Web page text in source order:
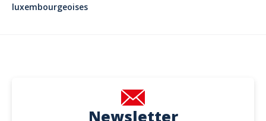
luxembourgeoises
Newsletter